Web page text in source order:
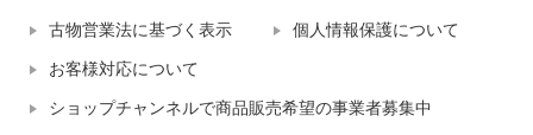
古物営業法に基づく表示 個人情報保護について
お客様対応について
ショップチャンネルで商品販売希望の事業者募集中